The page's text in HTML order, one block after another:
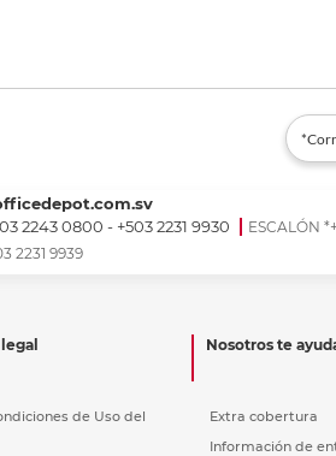
2243 0800 - +503 2231 9930
ESCALÓN
2231 9939
de Uso del
Nosotros te
Extra cobertura
Información de